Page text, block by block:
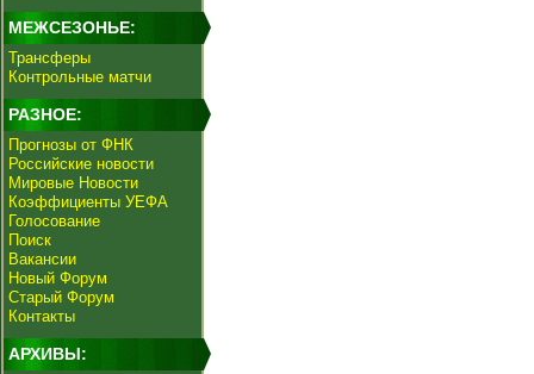
МЕЖСЕЗОНЬЕ:
Трансферы
Контрольные матчи
РАЗНОЕ:
Прогнозы от ФНК
Российские новости
Мировые Новости
Коэффициенты УЕФА
Голосование
Поиск
Вакансии
Новый Форум
Старый Форум
Контакты
АРХИВЫ: